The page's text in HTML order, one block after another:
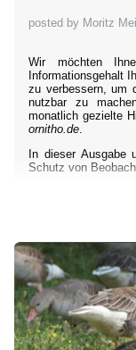
posted by Moritz
Wir möchten
Informationsgehalt
zu verbessern, um
nutzbar zu
monatlich gezielte
ornitho.de
In dieser Ausgabe
Schutz von